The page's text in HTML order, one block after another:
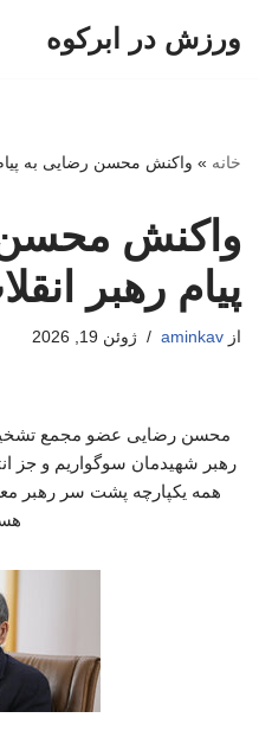
ورزش در ابرکوه
خانه » واکنش محسن رضایی به پیام
واکنش
پیام رهبر
از aminkav ژوئن 19, 2026
محسن رضایی عضو مجمع
رهبر شهیدمان سوگواریم و جز
همه یکپارچه پشت سر رهبر